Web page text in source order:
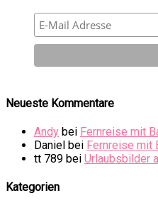
Neueste Kommentare
Andy bei Fernreise mit
Daniel bei Fernreise mit
tt 789 bei Urlaubsbilder
Kategorien